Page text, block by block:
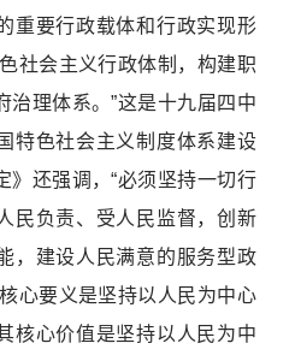
重要行政载体和行政实现形
社会主义行政体制，构建职
治理体系。”这是十九届四中
特色社会主义制度体系建设
》还强调，“必须坚持一切行
民负责、受人民监督，创新
，建设人民满意的服务型政
心要义是坚持以人民为中心
核心价值是坚持以人民为中